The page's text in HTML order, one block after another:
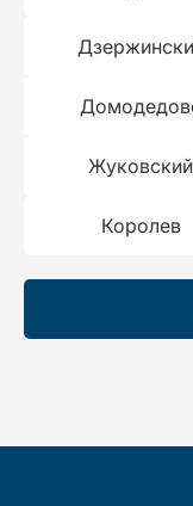
Жуковский
Королев